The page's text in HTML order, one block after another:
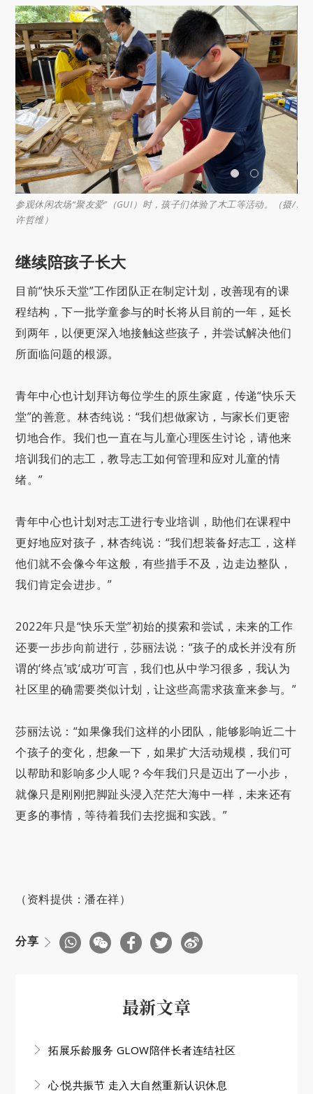
们体验了木工等活动。（摄/2022年，孩子们尝试了不同课程体验，包括
继续陪孩子长大
目前“快乐天堂”工作团队正在制定计划，改善现有的课
程结构，下一批学童参与的时长将从目前的一年，延长
到两年，以便更深入地接触这些孩子，并尝试解决他们
所面临问题的根源。
青年中心也计划拜访每位学生的原生家庭，传递“快乐天
堂”的善意。林杏纯说：“我们想做家访，与家长们更密
切地合作。我们也一直在与儿童心理医生讨论，请他来
培训我们的志工，教导志工如何管理和应对儿童的情
绪。”
青年中心也计划对志工进行专业培训，助他们在课程中
更好地应对孩子，林杏纯说：“我们想装备好志工，这样
他们就不会像今年这般，有些措手不及，边走边整队，
我们肯定会进步。”
2022年只是“快乐天堂”初始的摸索和尝试，未来的工作
还要一步步向前进行，莎丽法说：“孩子的成长并没有所
谓的‘终点’或‘成功’可言，我们也从中学习很多，我认为
社区里的确需要类似计划，让这些高需求孩童来参与。”
莎丽法说：“如果像我们这样的小团队，能够影响近二十
个孩子的变化，想象一下，如果扩大活动规模，我们可
以帮助和影响多少人呢？今年我们只是迈出了一小步，
就像只是刚刚把脚趾头浸入茫茫大海中一样，未来还有
更多的事情，等待着我们去挖掘和实践。”
（资料提供：潘在祥）
分享
最新文章
拓展乐龄服务 GLOW陪伴长者连结社区
心·悦共振节 走入大自然重新认识休息